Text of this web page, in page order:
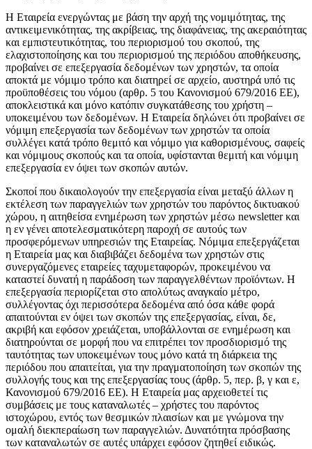
Η Εταιρεία ενεργώντας με βάση την αρχή της νομιμότητας, της
αντικειμενικότητας, της ακρίβειας, της διαφάνειας, της ακεραιότητας
και εμπιστευτικότητας, του περιορισμού του σκοπού, της
ελαχιστοποίησης και του περιορισμού της περιόδου αποθήκευσης,
προβαίνει σε επεξεργασία δεδομένων των χρηστών, τα οποία
αποκτά με νόμιμο τρόπο και διατηρεί σε αρχείο, αυστηρά υπό τις
προϋποθέσεις του νόμου (αρθρ. 5 του Κανονισμού 679/2016 ΕΕ),
αποκλειστικά και μόνο κατόπιν συγκατάθεσης του χρήστη –
υποκειμένου των δεδομένων. Η Εταιρεία δηλώνει ότι προβαίνει σε
νόμιμη επεξεργασία των δεδομένων των χρηστών τα οποία
συλλέγει κατά τρόπο θεμιτό και νόμιμο για καθορισμένους, σαφείς
και νόμιμους σκοπούς και τα οποία, υφίστανται θεμιτή και νόμιμη
επεξεργασία εν όψει των σκοπών αυτών.
Σκοποί που δικαιολογούν την επεξεργασία είναι μεταξύ άλλων η
εκτέλεση των παραγγελιών των χρηστών του παρόντος δικτυακού
χώρου, η αιτηθείσα ενημέρωση των χρηστών μέσω newsletter και
η εν γένει αποτελεσματικότερη παροχή σε αυτούς των
προσφερόμενων υπηρεσιών της Εταιρείας. Νόμιμα επεξεργάζεται
η Εταιρεία μας και διαβιβάζει δεδομένα των χρηστών στις
συνεργαζόμενες εταιρείες ταχυμεταφορών, προκειμένου να
καταστεί δυνατή η παράδοση των παραγγελθέντων προϊόντων. Η
επεξεργασία περιορίζεται στο απολύτως αναγκαίο μέτρο,
συλλέγοντας όχι περισσότερα δεδομένα από όσα κάθε φορά
απαιτούνται εν όψει των σκοπών της επεξεργασίας, είναι, δε,
ακριβή και εφόσον χρειάζεται, υποβάλλονται σε ενημέρωση και
διατηρούνται σε μορφή που να επιτρέπει τον προσδιορισμό της
ταυτότητας των υποκειμένων τους μόνο κατά τη διάρκεια της
περιόδου που απαιτείται, για την πραγματοποίηση των σκοπών της
συλλογής τους και της επεξεργασίας τους (άρθρ. 5, περ. β, γ και ε,
Κανονισμού 679/2016 ΕΕ). Η Εταιρεία μας αρχειοθετεί τις
συμβάσεις με τους καταναλωτές – χρήστες του παρόντος
ιστοχώρου, εντός των θεσμικών πλαισίων και με γνώμονα την
ομαλή διεκπεραίωση των παραγγελιών. Δυνατότητα πρόσβασης
των καταναλωτών σε αυτές υπάρχει εφόσον ζητηθεί ειδικώς.